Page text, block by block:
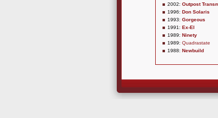
2002: Outpost
1996: Don Solaris
1993: Gorgeous
1991: Ex-El
1989: Ninety
1989: Quadrastate
1988: Newbuild